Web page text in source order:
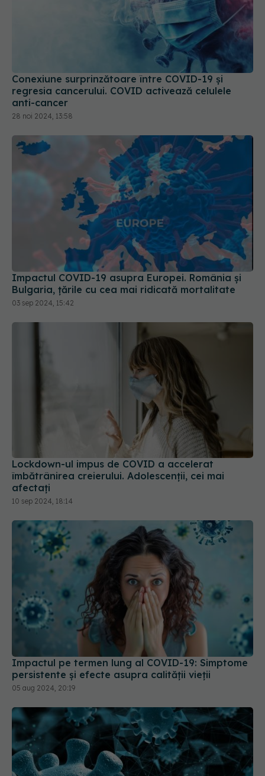
Conexiune surprinzătoare între COVID-19 și
regresia cancerului. COVID activează celulele
anti-cancer
28 noi 2024, 13:58
Impactul COVID-19 asupra Europei. România și
Bulgaria, țările cu cea mai ridicată mortalitate
03 sep 2024, 15:42
Lockdown-ul impus de COVID a accelerat
îmbătrânirea creierului. Adolescenții, cei mai
afectați
10 sep 2024, 18:14
Impactul pe termen lung al COVID-19: Simptome
persistente și efecte asupra calității vieții
05 aug 2024, 20:19